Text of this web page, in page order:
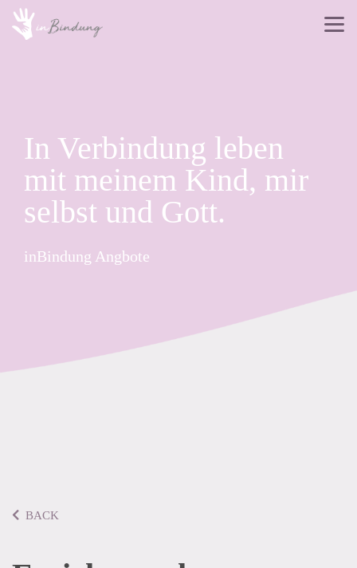
In Verbindung leben
mit meinem Kind, mir
selbst und Gott.
inBindung Angbote
BACK